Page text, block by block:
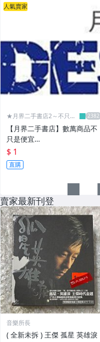
人氣賣家
★月界二手書店2～不只是
【月界二手書店】數萬商品不
只是便宜…
$ 1
直購
賣家最新刊登
音樂所長
( 全新未拆 ) 王傑 孤星 英雄淚